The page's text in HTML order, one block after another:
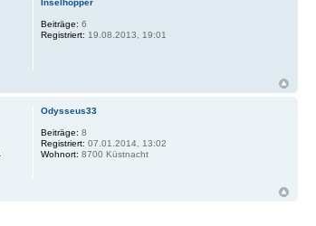
Inselhopper
Beiträge: 6
Registriert: 19.08.2013, 19:01
Odysseus33
Beiträge: 8
Registriert: 07.01.2014, 13:02
Wohnort: 8700 Küstnacht